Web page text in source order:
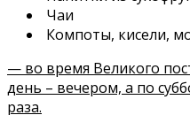
Чаи
Компоты, кисели,
— во время Великого
день – вечером, а по
раза.